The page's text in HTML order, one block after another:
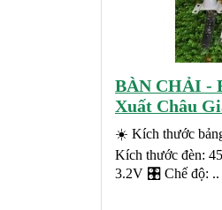
BÀN CHẢI -
Xuất Châu
☀️ Kích thước
Kích thước đèn:
3.2V 🎛️ Chế độ: ..